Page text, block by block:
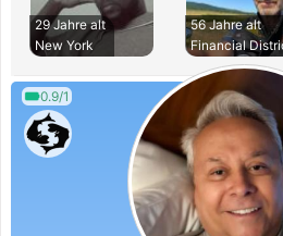
29 Jahre alt
New York
56 Jahre alt
Financial
0.9/1